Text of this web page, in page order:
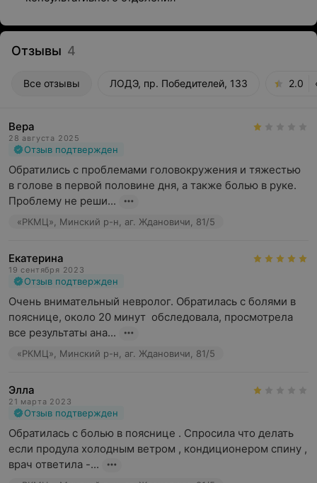
Отзывы 4
Все отзывы ЛОДЭ, пр. Победителей, 133 2.0
Вера
28 августа 2025
Отзыв подтвержден
Обратились с проблемами головокружения и тяжестью
в голове в первой половине дня, а также болью в руке.
Проблему не реши...
«РКМЦ», Минский р-н, аг. Ждановичи, 81/5
Екатерина
19 сентября 2023
Отзыв подтвержден
Очень внимательный невролог. Обратилась с болями в
пояснице, около 20 минут  обследовала, просмотрела
все результаты ана...
«РКМЦ», Минский р-н, аг. Ждановичи, 81/5
Элла
21 марта 2023
Отзыв подтвержден
Обратилась с болью в пояснице . Спросила что делать
если продула холодным ветром , кондиционером спину ,
врач ответила -...